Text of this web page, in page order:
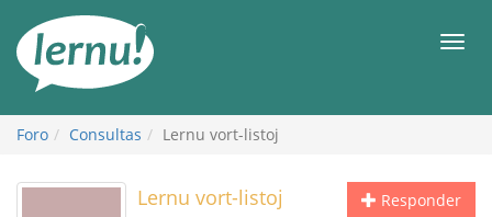
Foro Consultas Lernu vort-listoj
Responder
Lernu vort-listoj